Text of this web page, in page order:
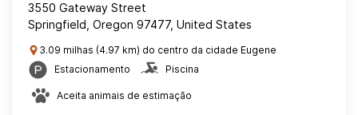
3550 Gateway Street
Springfield, Oregon 97477, United States
3.09 milhas (4.97 km) do centro da cidade Eugene
Estacionamento
Piscina
Aceita animais de estimação